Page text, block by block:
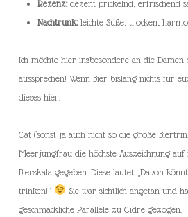
Rezenz:dezent prickelnd, erfrischend
Nachtrunk:leichte Süße, trocken,
Ich möchte hier insbesondere an die Damen
aussprechen! Wenn Bier bislang nichts für
dieses hier!
Cat (sonst ja auch nicht so die große
Meerjungfrau die höchste Auszeichnung
Bierskala gegeben. Diese lautet: „Davon
trinken!“
Sie war sichtlich angetan und
geschmackliche Parallele zu Cidre gezogen.